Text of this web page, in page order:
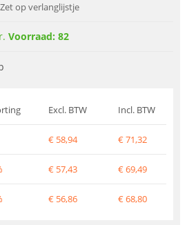
Zet op verlanglijstje
Voorraad: 82
Excl. BTW Incl. BTW
€ 58,94 €71,32
€ 57,43 €69,49
€ 56,86 €68,80